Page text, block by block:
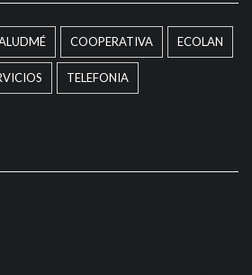
COOPERATIVA ECOLAN
TELEFONIA